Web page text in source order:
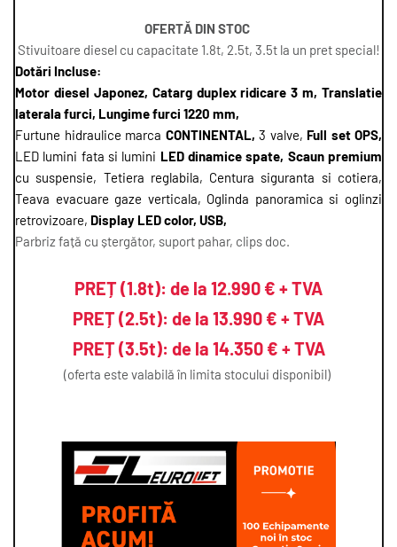
OFERTĂ DIN STOC
Stivuitoare diesel cu capacitate 1.8t, 2.5t, 3.5t la un pret special!
Dotări Incluse:
Motor diesel Japonez, Catarg duplex ridicare 3 m, Translatie
laterala furci, Lungime furci 1220 mm,
Furtune hidraulice marca CONTINENTAL, 3 valve,
LED lumini fata si lumini
cu suspensie, Tetiera reglabila, Centura siguranta si cotiera,
Teava evacuare gaze verticala, Oglinda panoramica si oglinzi
retrovizoare, Display LED color, USB,
Parbriz față cu ștergător, suport pahar, clips doc.
PREȚ (1.8t): de la 12.990 € + TVA
PREȚ (2.5t): de la 13.990 € + TVA
PREȚ (3.5t): de la 14.350 € + TVA
(oferta este valabilă în limita stocului disponibil)